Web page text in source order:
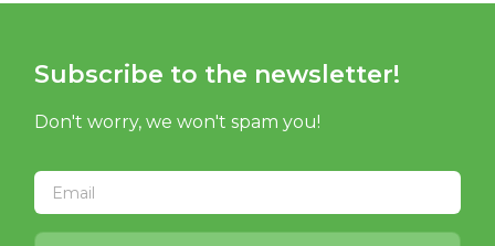
Subscribe to the newsletter!
Don't worry, we won't spam you!